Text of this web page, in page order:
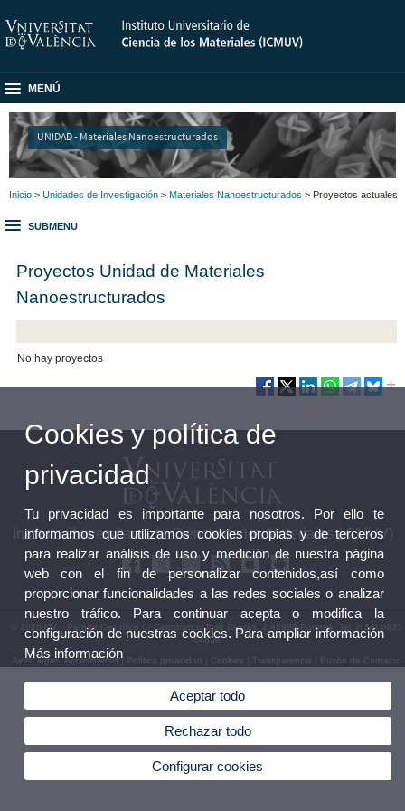
MENÚ
UNIDAD - Materiales Nanoestructurados
Inicio > Unidades de Investigación > Materiales Nanoestructurados > Proyectos actuales
SUBMENU
Proyectos Unidad de Materiales
Nanoestructurados
No hay proyectos
Instituto Universitario de Ciencia de los Materiales (ICMUV)
© 2026 UV. - Parque Científico C/ Catedrático José Beltrán, 2 46980 Paterna. Tel. (+34) 9635
44858
Aviso legal|Accesibilidad| Política privacidad Cookies Transparencia Buzón de Contacto
Cookies y política de
privacidad
Tu privacidad es importante para nosotros. Por ello te
informamos que utilizamos cookies propias y de terceros
para realizar análisis de uso y medición de nuestra página
web con el fin de personalizar contenidos,así como
proporcionar funcionalidades a las redes sociales o analizar
nuestro tráfico. Para continuar acepta o modifica la
configuración de nuestras cookies. Para ampliar información
Más información
Aceptar todo
Rechazar todo
Configurar cookies